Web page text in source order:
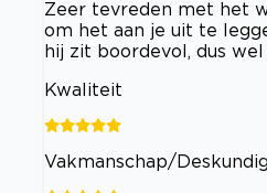
Zeer tevreden met het
om het aan je uit te
hij zit boordevol, dus
Kwaliteit
Vakmanschap/